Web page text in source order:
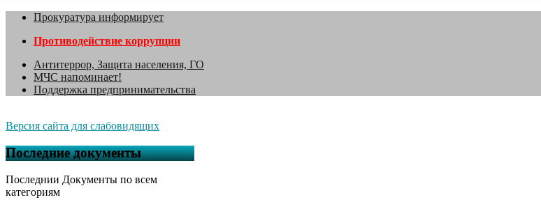
Прокуратура информирует
Противодействие коррупции
Антитеррор, Защита населения, ГО
МЧС напоминает!
Поддержка предпринимательства
Версия сайта для слабовидящих
Последние документы
Последнии Документы по всем
категориям